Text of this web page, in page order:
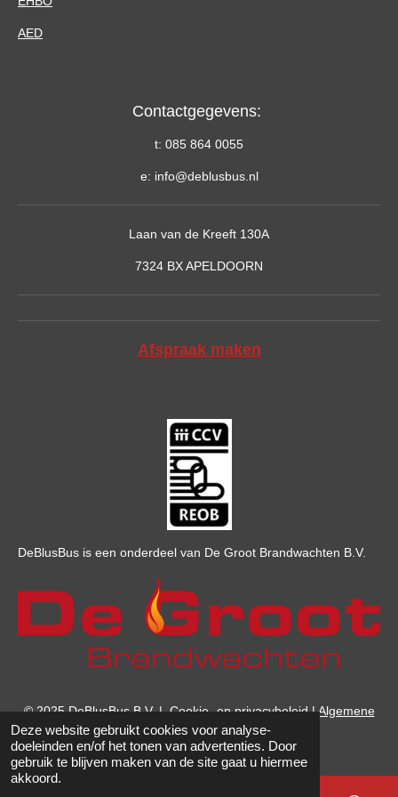
Deze website gebruikt cookies voor analyse-
doeleinden en/of het tonen van advertenties. Door
gebruik te blijven maken van de site gaat u hiermee
akkoord.
AED
Contactgegevens:
t: 085 864 0055
e: info@deblusbus.nl
Laan van de Kreeft 130A
7324 BX APELDOORN
Afspraak maken
DeBlusBus is een onderdeel van De Groot Brandwachten B.V.
© 2025 DeBlusBus B.V.|Cookie- en privacybeleid |Algemene
voorwaarden